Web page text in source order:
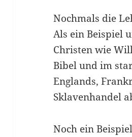
Nochmals die
Als ein Beispiel
Christen wie
Bibel und im
Englands,
Sklavenhandel
Noch ein